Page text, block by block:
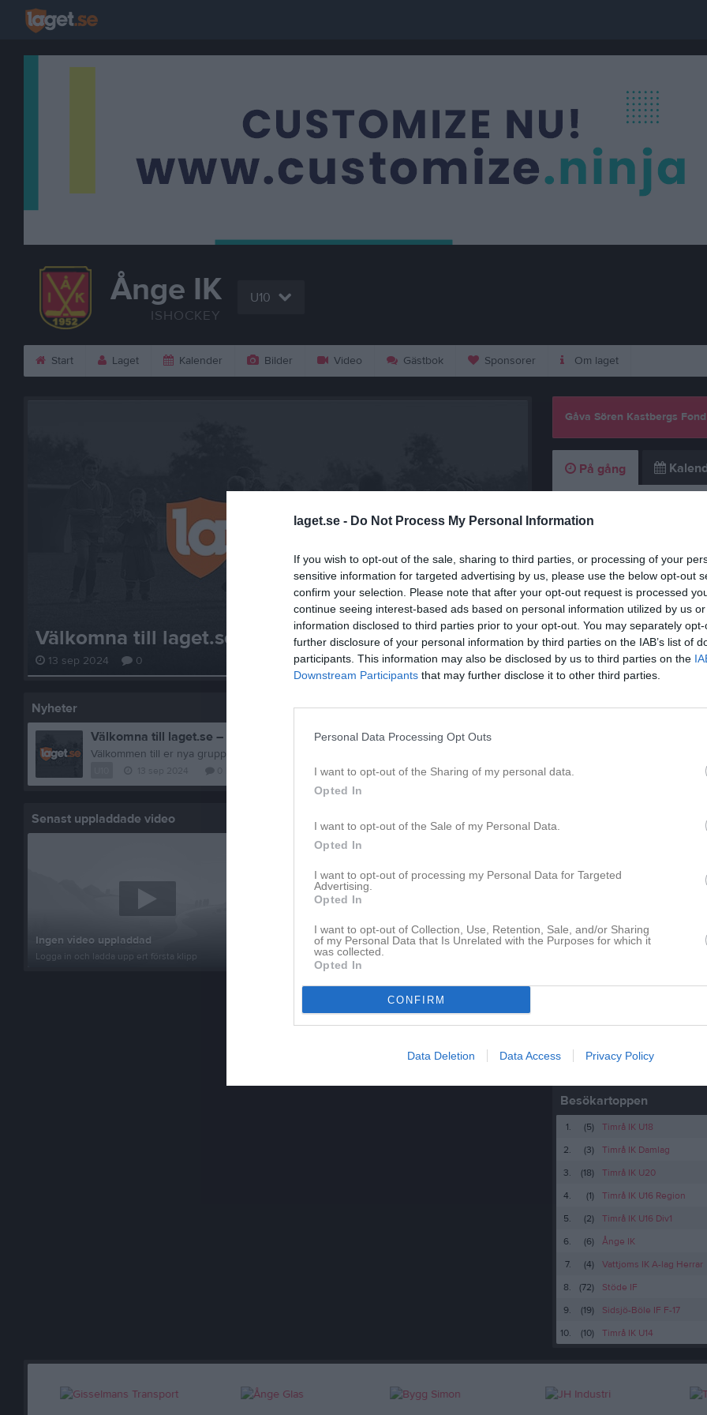
laget.se - Do Not Process My Personal Information
If you wish to opt-out of the sale, sharing to third parties, or processing of your
sensitive information for targeted advertising by us, please use the below opt-out
confirm your selection. Please note that after your opt-out request is processed
continue seeing interest-based ads based on personal information utilized by us
information disclosed to third parties prior to your opt-out. You may separately
further disclosure of your personal information by third parties on the IAB’s list of
participants. This information may also be disclosed by us to third parties on the
Downstream Participants that may further disclose it to other third parties.
Personal Data Processing Opt Outs
I want to opt-out of the Sharing of my personal data.
Opted In
I want to opt-out of the Sale of my Personal Data.
Opted In
I want to opt-out of processing my Personal Data for Targeted
Advertising.
Opted In
I want to opt-out of Collection, Use, Retention, Sale, and/or Sharing
of my Personal Data that Is Unrelated with the Purposes for which it
was collected.
Opted In
CONFIRM
Data Deletion Data Access Privacy Policy
Ånge IK
ISHOCKEY
U10
Start Laget Kalender Bilder Video Gästbok Sponsorer Om laget
Välkomna till laget.se – Här finns viktig information!
13 sep 2024 0
Nyheter Lagnyheter
Välkomna till laget.se – Här finns viktig information!
Senast uppladdade video
Ingen video uppladdad
Logga in och ladda upp ert första klipp
Senast uppdaterade album
Inget album finns skapat
Logga in som administratör och skapa ert första
album
Gåva Sören Kastbergs Fond
På gång
Besökartoppen
1. (5)
Timrå IK U18
2.
(3)
Timrå IK Damlag
3.
(18)
Timrå IK U20
4.
(1)
Timrå IK U16 Region
5.
(2)
Timrå IK U16 Div1
6.
(6)
Ånge IK
7.
(4)
Vattjoms IK A-lag Herrar
8.
(72)
Stöde IF
9.
(19)
Sidsjö-Böle IF F-17
10.
(10) Timrå IK U14